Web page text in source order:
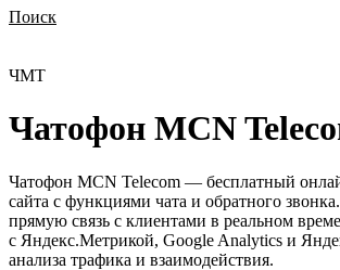
Поиск
ЧMT
Чатофон MCN
Чатофон MCN Telecom — бесплатный
сайта с функциями чата и обратного
прямую связь с клиентами в реальном
с Яндекс.Метрикой, Google Analytics и
анализа трафика и взаимодействия.